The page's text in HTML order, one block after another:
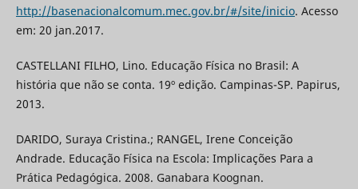
http://basenacionalcomum.mec.gov.br/#/site/inicio. Acesso
em: 20 jan.2017.
CASTELLANI FILHO, Lino. Educação Física no Brasil: A
história que não se conta. 19º edição. Campinas-SP. Papirus,
2013.
DARIDO, Suraya Cristina.; RANGEL, Irene Conceição
Andrade. Educação Física na Escola: Implicações Para a
Prática Pedagógica. 2008. Ganabara Koognan.